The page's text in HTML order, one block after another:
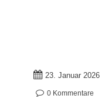
23. Januar 2026
0 Kommentare